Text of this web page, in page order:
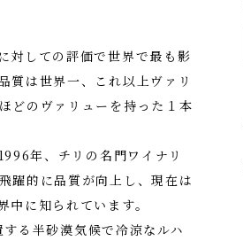
対しての評価で世界で最も影
質は世界一、これ以上ヴァリ
どのヴァリューを持った１本
年、チリの名門ワイナリ
躍的に品質が向上し、現在は
に知られています。
る半砂漠気候で冷涼なルハ